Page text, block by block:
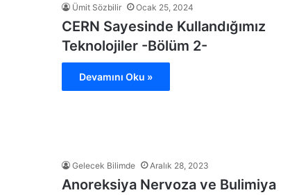
Ümit Sözbilir Ocak 25, 2024
CERN Sayesinde Kullandığımız
Teknolojiler -Bölüm 2-
Devamını Oku »
Gelecek Bilimde Aralık 28, 2023
Anoreksiya Nervoza ve Bulimiya